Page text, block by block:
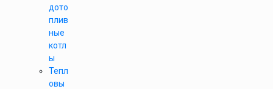
дото
плив
ные
котл
ы
Тепл
овы